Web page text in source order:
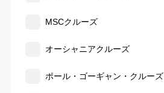
MSCクルーズ
オーシャニアクルーズ
ポール・ゴーギャン・クルーズ